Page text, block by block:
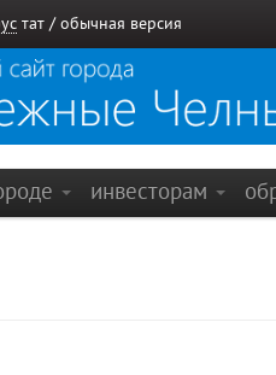
тат / обычная версия
инвесторам